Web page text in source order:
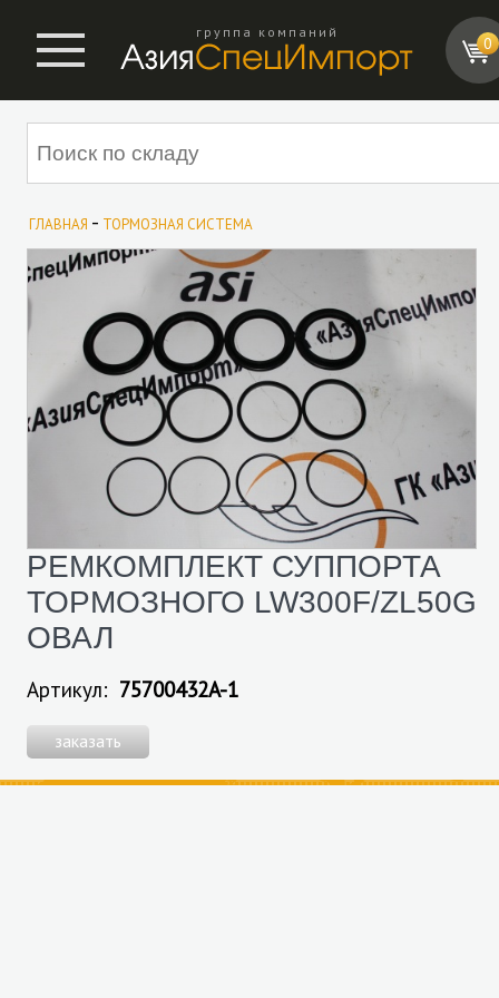
0
группа компаний
ГЛАВНАЯ - ТОРМОЗНАЯ СИСТЕМА
РЕМКОМПЛЕКТ СУППОРТА
ТОРМОЗНОГО LW300F/ZL50G
ОВАЛ
Артикул: 75700432A-1
заказать